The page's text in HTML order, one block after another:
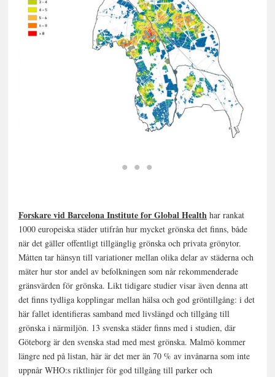
Forskare vid Barcelona Institute for Global Health har rankat
1000 europeiska städer utifrån hur mycket grönska det finns, både
när det gäller offentligt tillgänglig grönska och privata grönytor.
Måtten tar hänsyn till variationer mellan olika delar av städerna och
mäter hur stor andel av befolkningen som når rekommenderade
gränsvärden för grönska. Likt tidigare studier visar även denna att
det finns tydliga kopplingar mellan hälsa och god gröntillgång: i det
här fallet identifieras samband med livslängd och tillgång till
grönska i närmiljön. 13 svenska städer finns med i studien, där
Göteborg är den svenska stad med mest grönska. Malmö kommer
längre ned på listan, här är det mer än 70 % av invånarna som inte
uppnår WHO:s riktlinjer för god tillgång till parker och